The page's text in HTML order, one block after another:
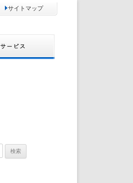
サイトマップ